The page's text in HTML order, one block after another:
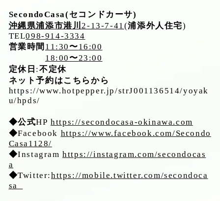
SecondoCasa(セコンドカーサ)
沖縄県浦添市港川2-13-7-41(浦添外人住宅)
TEL098-914-3334
営業時間 11:30 〜16:00
18:00 〜23:00
定休日 :不定休
ネット予約はこちらから
https://www.hotpepper.jp/strJ001136514/yoyak
u/hpds/
◆公式HPhttps://secondocasa-okinawa.com
◆Facebook https://www.facebook.com/Secondo
Casa1128/
◆Instagramhttps://instagram.com/secondocas
a
◆Twitter:https://mobile.twitter.com/secondoca
sa_